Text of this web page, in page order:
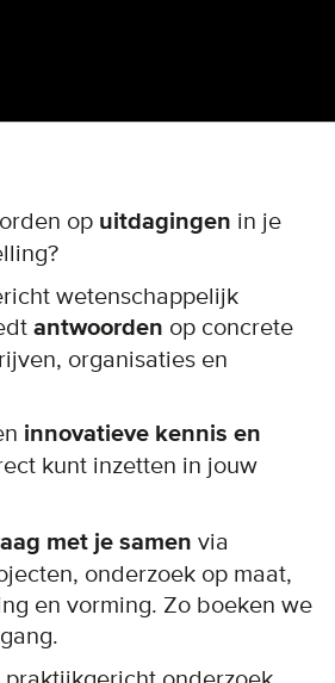
op uitdagingen in je
wetenschappelijk
antwoorden op concrete
organisaties en
innovatieve kennis en
kunt inzetten in jouw
met je samen via
onderzoek op maat,
en vorming. Zo boeken we